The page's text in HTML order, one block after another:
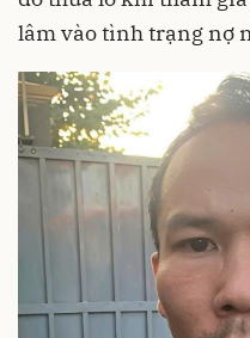
lâm vào tình trạng nợ